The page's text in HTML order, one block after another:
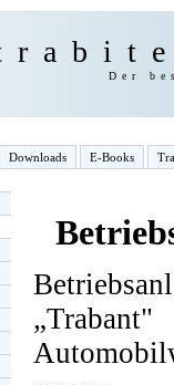
Der
Downloads E-Books